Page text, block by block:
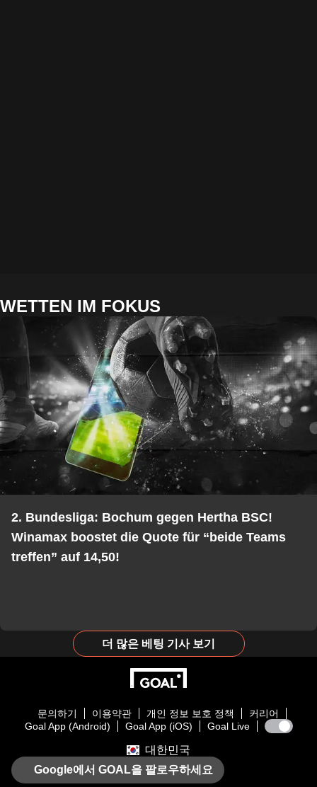
WETTEN IM FOKUS
2. Bundesliga: Bochum gegen Hertha BSC!
Winamax boostet die Quote für “beide Teams
treffen” auf 14,50!
더 많은 베팅 기사 보기
문의하기 이용약관 개인 정보 보호 정책
커리어
Goal App (Android)
Goal App (iOS) Goal Live
대한민국
Google에서 GOAL을 팔로우하세요